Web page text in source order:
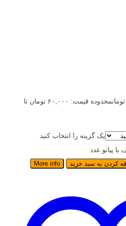
تومان
محدوده قیمت: ۶۰,۰۰۰ تومان تا
یک گزینه را انتخاب کنید
پیانو عدد
کردن به سبد خرید More info